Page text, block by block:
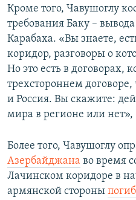
Кроме того, Чавушоглу
требования Баку –
Карабаха. «Вы знаете,
коридор, разговоры о
Но это есть в договорах,
трехстороннем договоре,
и Россия. Вы скажите:
мира в регионе или нет»,
Более того, Чавушоглу
Азербайджана во время
Лачинском коридоре в
армянской стороны